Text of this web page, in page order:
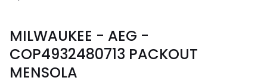
MILWAUKEE - AEG -
COP4932480713 PACKOUT
MENSOLA